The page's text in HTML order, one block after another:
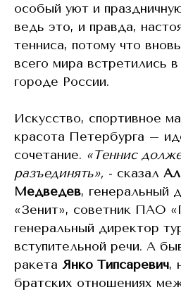
особый уют и
ведь это, и правда,
тенниса, потому что
всего мира встретились
городе России.
Искусство, спортивное
красота Петербурга –
сочетание. «Теннис
разъединять», - сказал
Медведев, генеральный
«Зенит», советник ПАО
генеральный директор
вступительной речи. А
ракета Янко Типсаревич,
братских отношениях